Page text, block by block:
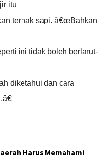
itu
ternak sapi. â€œBahkan
ini tidak boleh berlarut-
diketahui dan cara
Harus Memahami